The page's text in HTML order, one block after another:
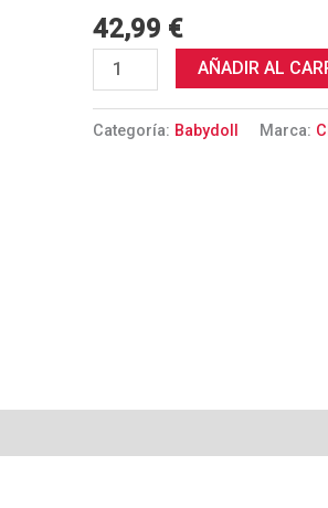
42,99 €
NEGRO
cantidad
AÑADIR AL
Categoría: Babydoll Marca: